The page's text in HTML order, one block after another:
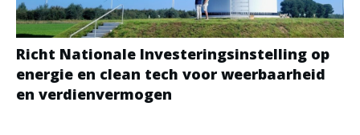
Richt Nationale Investeringsinstelling op
energie en clean tech voor weerbaarheid
en verdienvermogen